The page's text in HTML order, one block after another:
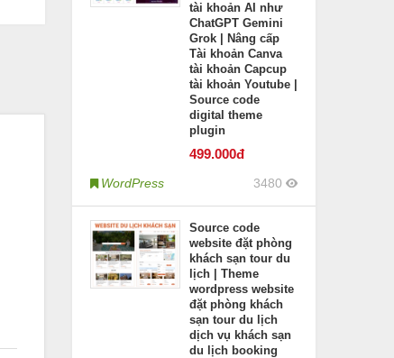
tài khoản AI như
ChatGPT Gemini
Grok | Nâng cấp
Tài khoản Canva
tài khoản Capcup
tài khoản Youtube |
Source code
digital theme
plugin
499.000đ
WordPress 3480
Source code
website đặt phòng
khách sạn tour du
lịch | Theme
wordpress website
đặt phòng khách
sạn tour du lịch
dịch vụ khách sạn
du lịch booking